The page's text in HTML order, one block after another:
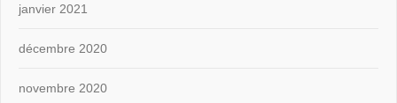
janvier 2021
décembre 2020
novembre 2020